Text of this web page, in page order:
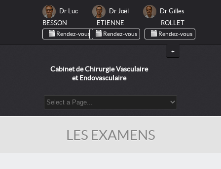
Dr Luc
BESSON
Rendez-vous
Dr Joël
ETIENNE
Rendez-vous
Dr Gilles
ROLLET
Rendez-vous
+
Cabinet de Chirurgie Vasculaire
et Endovasculaire
LES EXAMENS